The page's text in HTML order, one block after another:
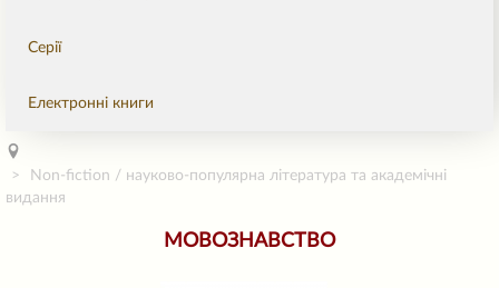
Серії
Електронні книги
Non-fiction / науково-популярна література та академічні
видання
МОВОЗНАВСТВО